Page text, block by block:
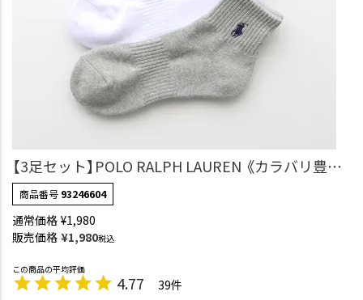
【3足セット】POLO RALPH LAUREN 《カラバリ豊
富》 足底パイル アーチサポート ワンポイント刺繍
ショート丈 ソックス レディース 93246604
商品番号 93246604
通常価格 ¥1,980
販売価格 ¥1,980税込
4.77 39